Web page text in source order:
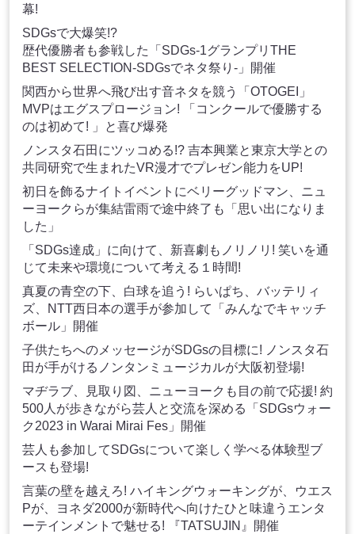
幕!
SDGsで大爆笑!?
歴代優勝者も参戦した「SDGs-1グランプリTHE
BEST SELECTION-SDGsでネタ祭り-」開催
関西から世界へ飛び出す音ネタを競う「OTOGEI」
MVPはエグスプロージョン! 「コンクールで優勝する
のは初めて! 」と喜び爆発
ノンスタ石田にツッコめる!? 吉本興業と東京大学との
共同研究で生まれたVR漫才でプレゼン能力をUP!
初日を飾るナイトイベントにベリーグッドマン、ニュ
ーヨークらが集結雷雨で途中終了も「思い出になりま
した」
「SDGs達成」に向けて、新喜劇もノリノリ! 笑いを通
じて未来や環境について考える１時間!
真夏の青空の下、白球を追う! らいぱち、バッテリィ
ズ、NTT西日本の選手が参加して「みんなでキャッチ
ボール」開催
子供たちへのメッセージがSDGsの目標に! ノンスタ石
田が手がけるノンタンミュージカルが大阪初登場!
マヂラブ、見取り図、ニューヨークも目の前で応援! 約
500人が歩きながら芸人と交流を深める「SDGsウォー
ク2023 in Warai Mirai Fes」開催
芸人も参加してSDGsについて楽しく学べる体験型ブ
ースも登場!
言葉の壁を越えろ! ハイキングウォーキングが、ウエス
Pが、ヨネダ2000が新時代へ向けたひと味違うエンタ
ーテインメントで魅せる! 『TATSUJIN』開催